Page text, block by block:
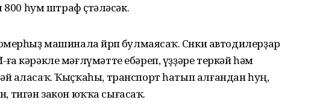
һум штраф өҫтәләсәк.
машинала йөрөп булмаясаҡ. Сөнки автодилерҙар
кәрәкле мәғлүмәтте ебәреп, үҙҙәре теркәй һәм
аласаҡ. Ҡыҫҡаһы, транспорт һатып алғандан һуң,
тигән закон юҡҡа сығасаҡ.